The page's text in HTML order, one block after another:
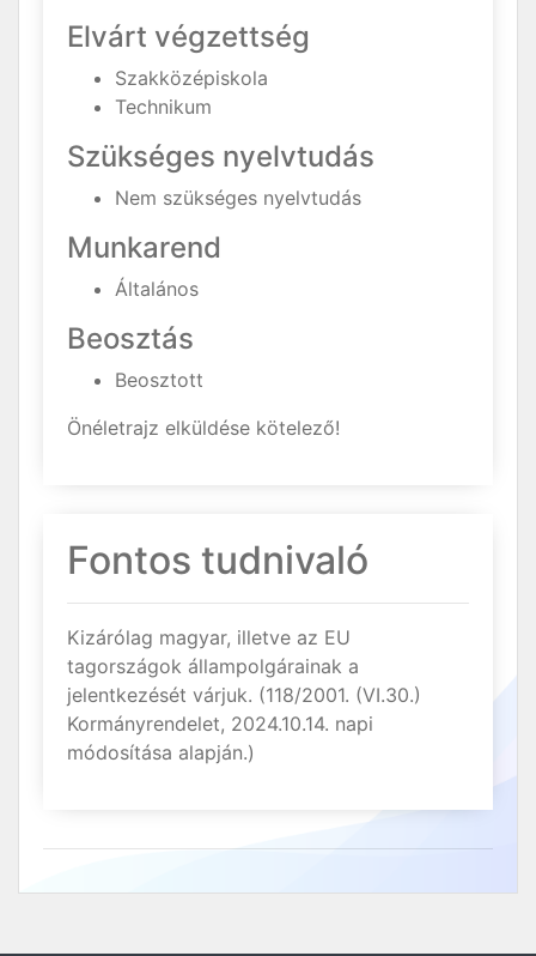
Elvárt végzettség
Szakközépiskola
Technikum
Szükséges nyelvtudás
Nem szükséges nyelvtudás
Munkarend
Általános
Beosztás
Beosztott
Önéletrajz elküldése kötelező!
Fontos tudnivaló
Kizárólag magyar, illetve az EU
tagországok állampolgárainak a
jelentkezését várjuk. (118/2001. (VI.30.)
Kormányrendelet, 2024.10.14. napi
módosítása alapján.)